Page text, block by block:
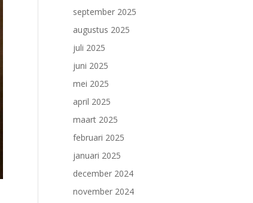
september 2025
augustus 2025
juli 2025
juni 2025
mei 2025
april 2025
maart 2025
februari 2025
januari 2025
december 2024
november 2024